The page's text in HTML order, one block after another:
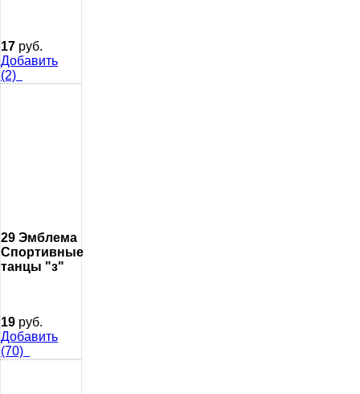
17 руб.
Добавить
(2)
29 Эмблема
Спортивные
танцы "з"
19 руб.
Добавить
(70)